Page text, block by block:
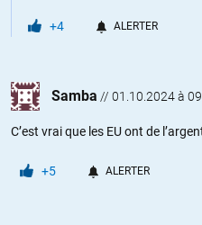
+4 ALERTER
Samba // 01.10.2024 à
C’est vrai que les EU ont de
+5 ALERTER